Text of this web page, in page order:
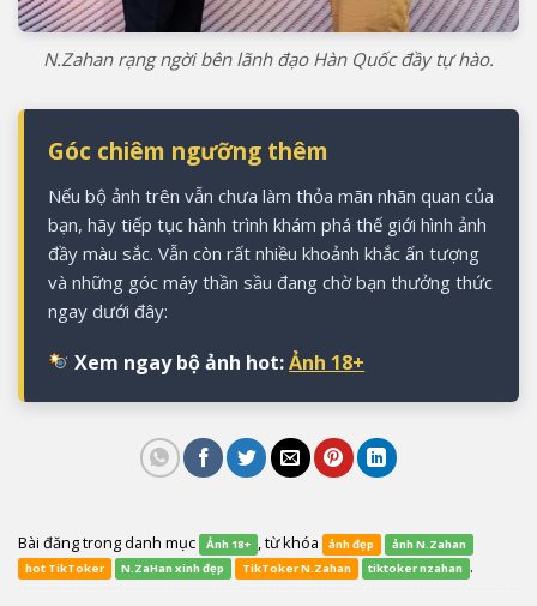
N.Zahan rạng ngời bên lãnh đạo Hàn Quốc đầy tự hào.
Góc chiêm ngưỡng thêm
Nếu bộ ảnh trên vẫn chưa làm thỏa mãn nhãn quan của
bạn, hãy tiếp tục hành trình khám phá thế giới hình ảnh
đầy màu sắc. Vẫn còn rất nhiều khoảnh khắc ấn tượng
và những góc máy thần sầu đang chờ bạn thưởng thức
ngay dưới đây:
Xem ngay bộ ảnh hot:Ảnh 18+
Bài đăng trong danh mục Ảnh 18+ , từ khóa ảnh đẹp
ảnh N.Zahan
hot TikToker
N.ZaHan xinh đẹp TikToker N.Zahan tiktoker nzahan .